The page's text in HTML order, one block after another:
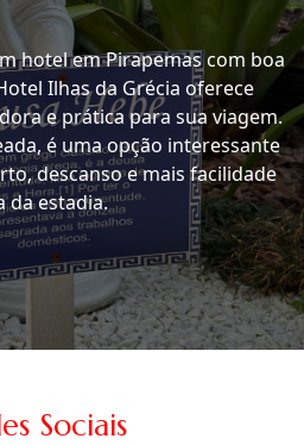
hotel em Pirapemas com boa
Ilhas da Grécia oferece
e prática para sua viagem.
é uma opção interessante
descanso e mais facilidade
da estadia.
Sociais